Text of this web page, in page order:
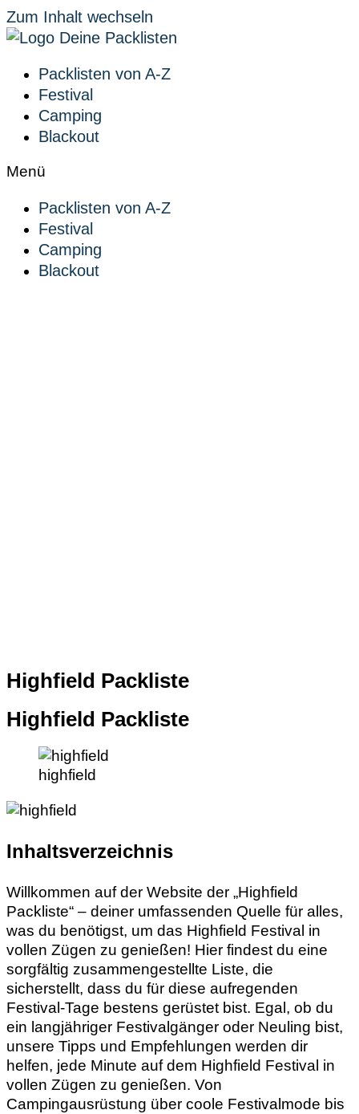
Zum Inhalt wechseln
Packlisten von A-Z
Festival
Camping
Blackout
Menü
Packlisten von A-Z
Festival
Camping
Blackout
Highfield Packliste
Highfield Packliste
highfield
Inhaltsverzeichnis
Willkommen auf der Website der „Highfield
Packliste“ – deiner umfassenden Quelle für alles,
was du benötigst, um das Highfield Festival in
vollen Zügen zu genießen! Hier findest du eine
sorgfältig zusammengestellte Liste, die
sicherstellt, dass du für diese aufregenden
Festival-Tage bestens gerüstet bist. Egal, ob du
ein langjähriger Festivalgänger oder Neuling bist,
unsere Tipps und Empfehlungen werden dir
helfen, jede Minute auf dem Highfield Festival in
vollen Zügen zu genießen. Von
Campingausrüstung über coole Festivalmode bis